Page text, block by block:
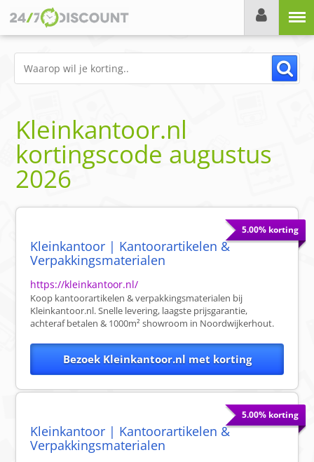
Kleinkantoor.nl
kortingscode augustus
2026
5.00% korting
Kleinkantoor | Kantoorartikelen &
Verpakkingsmaterialen
https://kleinkantoor.nl/
Koop kantoorartikelen & verpakkingsmaterialen bij
Kleinkantoor.nl. Snelle levering, laagste prijsgarantie,
achteraf betalen & 1000m² showroom in Noordwijkerhout.
Bezoek Kleinkantoor.nl met korting
5.00% korting
Kleinkantoor | Kantoorartikelen &
Verpakkingsmaterialen